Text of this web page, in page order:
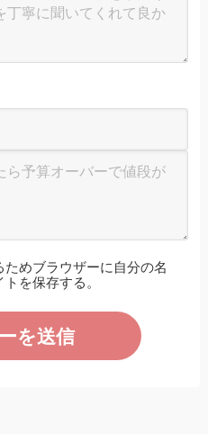
めブラウザーに自分の名
を保存する。